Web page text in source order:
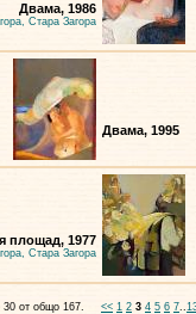
Двама, 1986
Стара Загора
Двама, 1995
площад, 1977
Стара Загора
30 от общо 167. << 1 2 3 4 5 6 7..